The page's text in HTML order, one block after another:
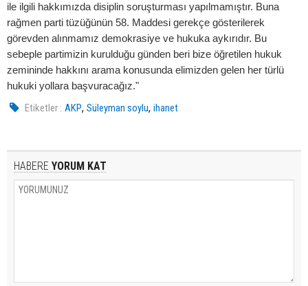
ile ilgili hakkımızda disiplin soruşturması yapılmamıştır. Buna
rağmen parti tüzüğünün 58. Maddesi gerekçe gösterilerek
görevden alınmamız demokrasiye ve hukuka aykırıdır. Bu
sebeple partimizin kurulduğu günden beri bize öğretilen hukuk
zemininde hakkını arama konusunda elimizden gelen her türlü
hukuki yollara başvuracağız."
Etiketler : AKP,Süleyman soylu,ihanet
HABERE YORUM KAT